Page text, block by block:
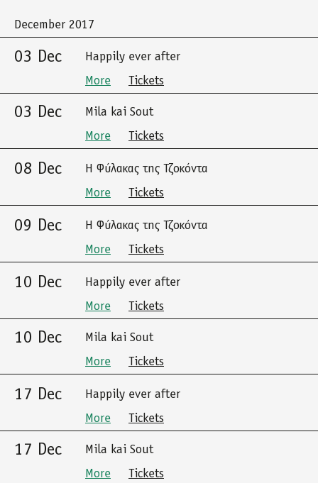
December 2017
03 Dec
Happily ever after
More
Tickets
03 Dec
Mila kai Sout
More
Tickets
08 Dec
Η Φύλακας της Τζοκόντα
More
Tickets
09 Dec
Η Φύλακας της Τζοκόντα
More
Tickets
10 Dec
Happily ever after
More
Tickets
10 Dec
Mila kai Sout
More
Tickets
17 Dec
Happily ever after
More
Tickets
17 Dec
Mila kai Sout
More
Tickets